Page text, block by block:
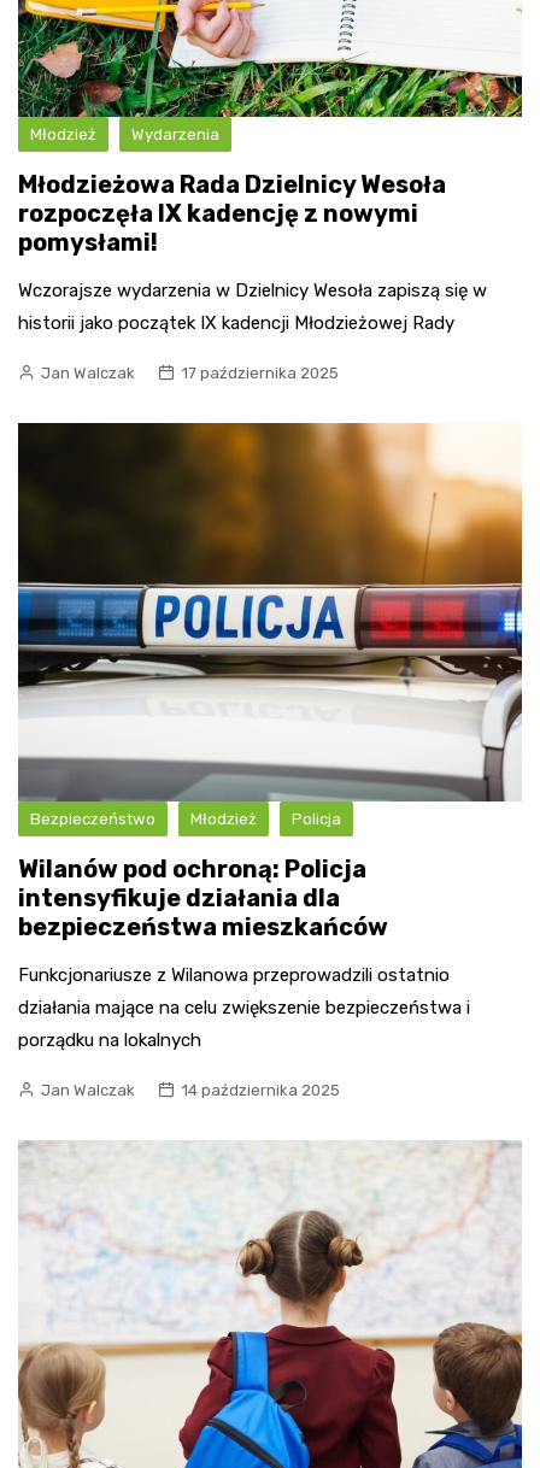
Młodzież Wydarzenia
Młodzieżowa Rada Dzielnicy Wesoła
rozpoczęła IX kadencję z nowymi
pomysłami!
Wczorajsze wydarzenia w Dzielnicy Wesoła zapiszą się w
historii jako początek IX kadencji Młodzieżowej Rady
Jan Walczak 17 października 2025
Bezpieczeństwo Młodzież Policja
Wilanów pod ochroną: Policja
intensyfikuje działania dla
bezpieczeństwa mieszkańców
Funkcjonariusze z Wilanowa przeprowadzili ostatnio
działania mające na celu zwiększenie bezpieczeństwa i
porządku na lokalnych
Jan Walczak 14 października 2025